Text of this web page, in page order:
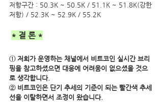
저항구간 : 50.3K ~ 50.5K / 51.1K ~ 51.8K(강한
저항) / 52.3K ~ 52.9K / 55.2K
* 결 론 *
① 저희가 운영하는 채널에서 비트코인 실시간 브리
핑을 참고하셨으면 대응에 어려움이 없으셨을 것으
로 생각합니다.
② 비트코인은 단기 추세의 기준이 되는 빨간색 추세
선을 이탈하면서 조정이 왔습니다.